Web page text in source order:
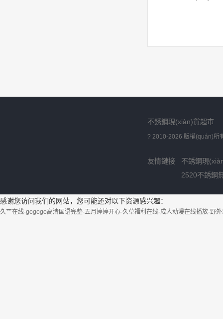
不銹鋼現(xiàn)貨超市
? 2010-2026 版權(quán)所
友情鏈接
不銹鋼現
2520不銹鋼
感谢您访问我们的网站，您可能还对以下资源感兴趣：
久艹在线-gogogo高清国语完整-五月婷婷开心-久草福利在线-成人动漫在线播放-野